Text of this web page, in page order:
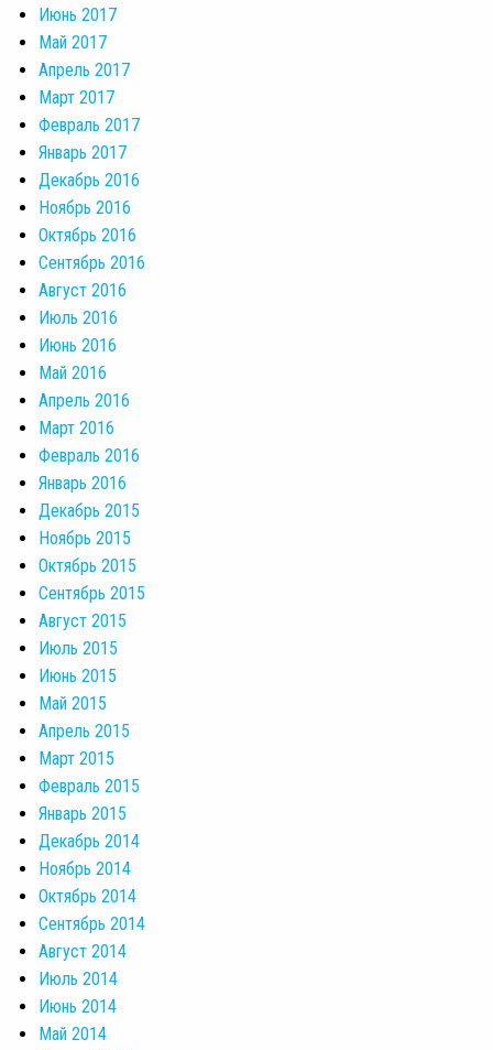
Июнь 2017
Май 2017
Апрель 2017
Март 2017
Февраль 2017
Январь 2017
Декабрь 2016
Ноябрь 2016
Октябрь 2016
Сентябрь 2016
Август 2016
Июль 2016
Июнь 2016
Май 2016
Апрель 2016
Март 2016
Февраль 2016
Январь 2016
Декабрь 2015
Ноябрь 2015
Октябрь 2015
Сентябрь 2015
Август 2015
Июль 2015
Июнь 2015
Май 2015
Апрель 2015
Март 2015
Февраль 2015
Январь 2015
Декабрь 2014
Ноябрь 2014
Октябрь 2014
Сентябрь 2014
Август 2014
Июль 2014
Июнь 2014
Май 2014